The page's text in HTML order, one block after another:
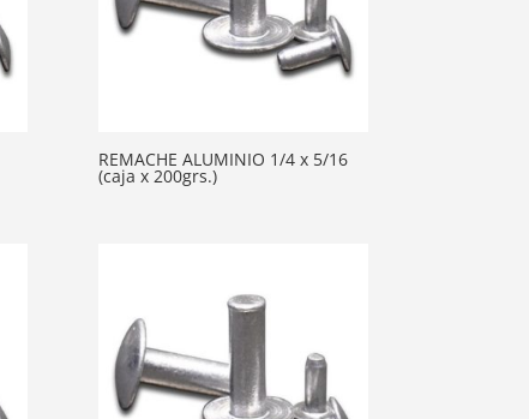
REMACHE ALUMINIO 1/4 x 5/16
(caja x 200grs.)